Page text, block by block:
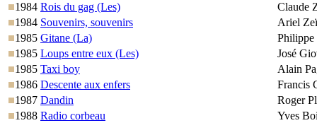
1984 Rois du gag (Les)
Claude
1984 Souvenirs, souvenirs
Ariel
1985 Gitane (La)
Philippe
1985 Loups entre eux (Les)
José
1985 Taxi boy
Alain
1986 Descente aux enfers
Francis
1987 Dandin
Roger
1988 Radio corbeau
Yves